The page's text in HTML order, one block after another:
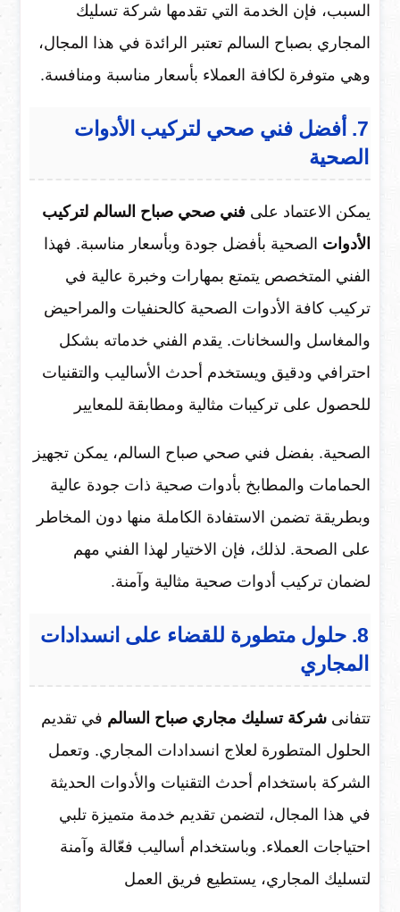
السبب، فإن الخدمة التي تقدمها شركة تسليك
المجاري بصباح السالم تعتبر الرائدة في هذا المجال،
وهي متوفرة لكافة العملاء بأسعار مناسبة ومنافسة.
7. أفضل فني صحي لتركيب الأدوات
الصحية
يمكن الاعتماد على فني صحي صباح السالم لتركيب
الأدوات الصحية بأفضل جودة وبأسعار مناسبة. فهذا
الفني المتخصص يتمتع بمهارات وخبرة عالية في
تركيب كافة الأدوات الصحية كالحنفيات والمراحيض
والمغاسل والسخانات. يقدم الفني خدماته بشكل
احترافي ودقيق ويستخدم أحدث الأساليب والتقنيات
للحصول على تركيبات مثالية ومطابقة للمعايير
الصحية. بفضل فني صحي صباح السالم، يمكن تجهيز
الحمامات والمطابخ بأدوات صحية ذات جودة عالية
وبطريقة تضمن الاستفادة الكاملة منها دون المخاطر
على الصحة. لذلك، فإن الاختيار لهذا الفني مهم
لضمان تركيب أدوات صحية مثالية وآمنة.
8. حلول متطورة للقضاء على انسدادات
المجاري
تتفانى شركة تسليك مجاري صباح السالم في تقديم
الحلول المتطورة لعلاج انسدادات المجاري. وتعمل
الشركة باستخدام أحدث التقنيات والأدوات الحديثة
في هذا المجال، لتضمن تقديم خدمة متميزة تلبي
احتياجات العملاء. وباستخدام أساليب فعّالة وآمنة
لتسليك المجاري، يستطيع فريق العمل